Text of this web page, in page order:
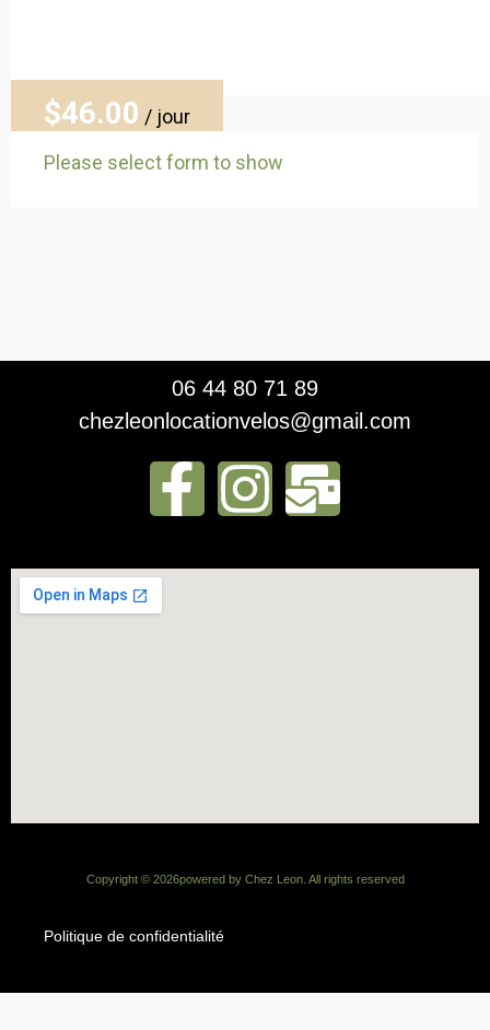
$46.00 / jour
Please select form to show
06 44 80 71 89
chezleonlocationvelos@gmail.com
Copyright ©2026powered by Chez Leon. All rights reserved
Politique de confidentialité